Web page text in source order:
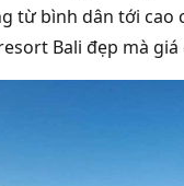
từ bình dân tới cao
Bali đẹp mà giá